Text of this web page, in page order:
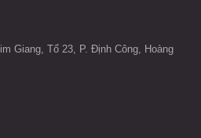
Giang, Tổ 23, P. Định Công, Hoàng